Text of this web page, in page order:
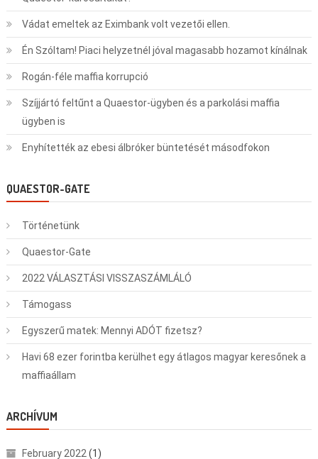
Vádat emeltek az Eximbank volt vezetői ellen.
Én Szóltam! Piaci helyzetnél jóval magasabb hozamot kínálnak
Rogán-féle maffia korrupció
Szíjjártó feltűnt a Quaestor-ügyben és a parkolási maffia
ügyben is
Enyhítették az ebesi álbróker büntetését másodfokon
QUAESTOR-GATE
Történetünk
Quaestor-Gate
2022 VÁLASZTÁSI VISSZASZÁMLÁLÓ
Támogass
Egyszerű matek: Mennyi ADÓT fizetsz?
Havi 68 ezer forintba kerülhet egy átlagos magyar keresőnek a
maffiaállam
ARCHÍVUM
February 2022(1)